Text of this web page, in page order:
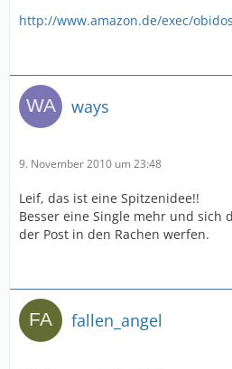
http://www.amazon.de/exec/
ways
9. November 2010 um 23:48
Leif, das ist eine Spitzenidee!!
Besser eine Single mehr und sich
der Post in den Rachen werfen.
fallen_angel